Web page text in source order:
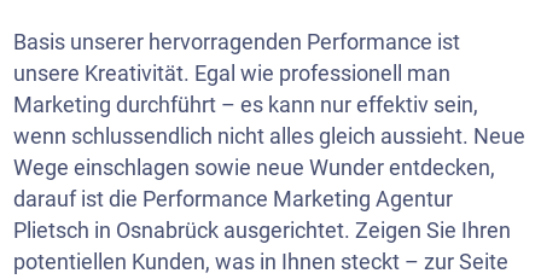
Basis unserer hervorragenden Performance ist
unsere Kreativität. Egal wie professionell man
Marketing durchführt – es kann nur effektiv sein,
wenn schlussendlich nicht alles gleich aussieht. Neue
Wege einschlagen sowie neue Wunder entdecken,
darauf ist die Performance Marketing Agentur
Plietsch in Osnabrück ausgerichtet. Zeigen Sie Ihren
potentiellen Kunden, was in Ihnen steckt – zur Seite